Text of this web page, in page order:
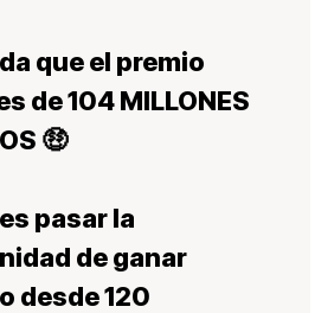
que el premio
de 104 MILLONES
🤑
pasar la
de ganar
desde 120